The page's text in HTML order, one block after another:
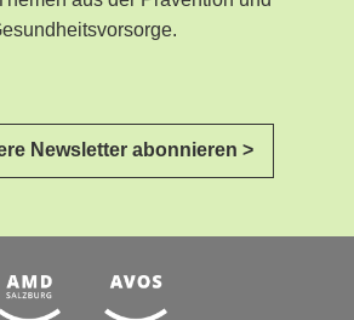
Newsletter abonnieren >